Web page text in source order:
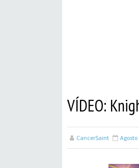
VÍDEO:
CancerSaint Agosto